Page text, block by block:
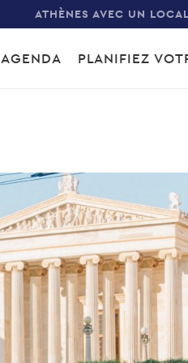
ATHÈNES AVEC UN LOCAL
AGENDA PLANIFIEZ